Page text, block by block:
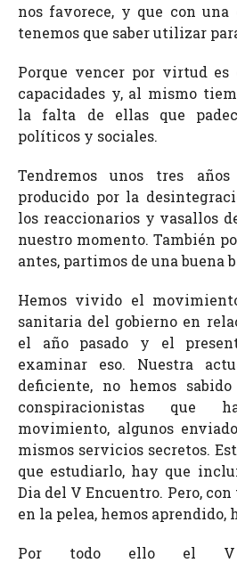
nos favorece, y que con una
tenemos que saber utilizar
Porque vencer por virtud
capacidades y, al mismo
la falta de ellas que
políticos y sociales.
Tendremos unos tres
producido por la
los reaccionarios y vasallos
nuestro momento. También
antes, partimos de una buena
Hemos vivido el
sanitaria del gobierno en
el año pasado y el
examinar eso. Nuestra
deficiente, no hemos
conspiracionistas que
movimiento, algunos
mismos servicios secretos.
que estudiarlo, hay que
Dia del V Encuentro. Pero, con
en la pelea, hemos aprendido,
Por todo ello el V